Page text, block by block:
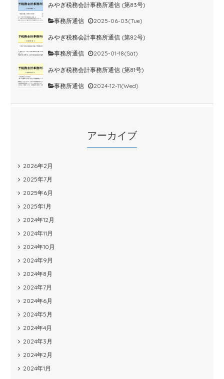
みやぎ税務会計事務所通信 (第83号)
事務所通信 2025-06-03(Tue)
みやぎ税務会計事務所通信 (第82号)
事務所通信 2025-01-18(Sat)
みやぎ税務会計事務所通信 (第81号)
事務所通信 2024-12-11(Wed)
アーカイブ
2026年2月
2025年7月
2025年6月
2025年1月
2024年12月
2024年11月
2024年10月
2024年9月
2024年8月
2024年7月
2024年6月
2024年5月
2024年4月
2024年3月
2024年2月
2024年1月